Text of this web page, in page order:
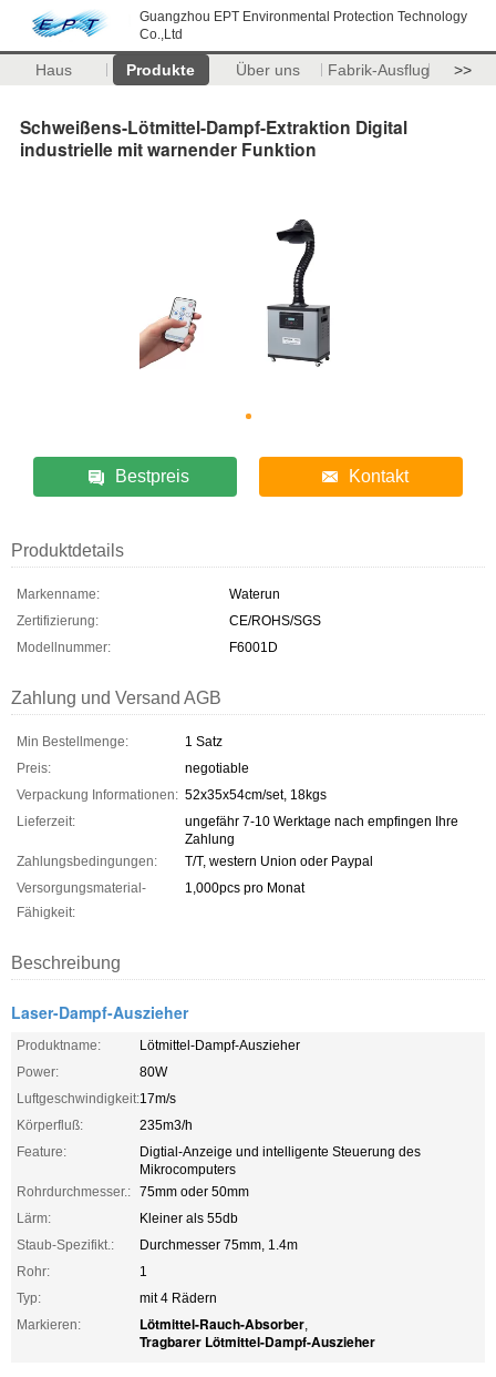
Guangzhou EPT Environmental Protection Technology
Co.,Ltd
Haus Produkte Über uns Fabrik-Ausflug >>
Schweißens-Lötmittel-Dampf-Extraktion Digital
industrielle mit warnender Funktion
Bestpreis Kontakt
Produktdetails
Markenname:
Waterun
Zertifizierung:
CE/ROHS/SGS
Modellnummer:
F6001D
Zahlung und Versand AGB
Min Bestellmenge:
1 Satz
Preis:
negotiable
Verpackung Informationen: 52x35x54cm/set, 18kgs
Lieferzeit:
ungefähr 7-10 Werktage nach empfingen Ihre
Zahlung
Zahlungsbedingungen:
T/T, western Union oder Paypal
Versorgungsmaterial-
Fähigkeit:
1,000pcs pro Monat
Beschreibung
Laser-Dampf-Auszieher
Produktname:
Lötmittel-Dampf-Auszieher
Power:
80W
Luftgeschwindigkeit:17m/s
Körperfluß:
235m3/h
Feature:
Digtial-Anzeige und intelligente Steuerung des
Mikrocomputers
Rohrdurchmesser.: 75mm oder 50mm
Lärm:
Kleiner als 55db
Staub-Spezifikt.:
Durchmesser 75mm, 1.4m
Rohr:
1
Typ:
mit 4 Rädern
Markieren:
Lötmittel-Rauch-Absorber,
Tragbarer Lötmittel-Dampf-Auszieher